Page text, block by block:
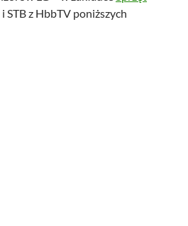
STB z HbbTV poniższych